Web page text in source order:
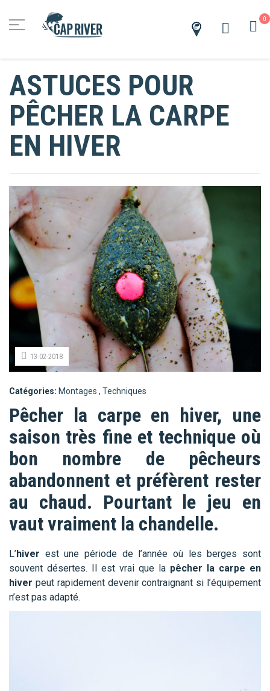
Trouver
un
0
ASTUCES POUR
PÊCHER LA CARPE
EN HIVER
13-02-2018
Catégories: Montages , Techniques
Pêcher la carpe en hiver, une
saison très fine et technique où
bon nombre de pêcheurs
abandonnent et préfèrent rester
au chaud. Pourtant le jeu en
vaut vraiment la chandelle.
L’hiver est une période de l’année où les berges sont
souvent désertes. Il est vrai que la pêcher la carpe en
hiver peut rapidement devenir contraignant si l’équipement
n’est pas adapté.